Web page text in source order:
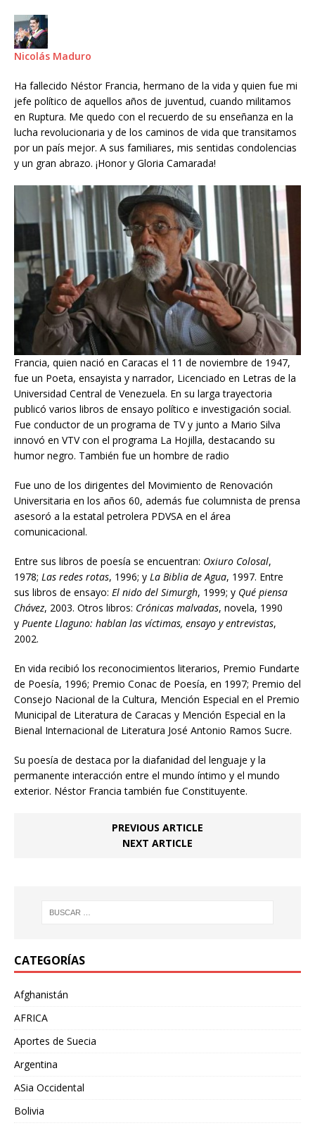
Nicolás Maduro
Ha fallecido Néstor Francia, hermano de la vida y quien fue mi
jefe político de aquellos años de juventud, cuando militamos
en Ruptura. Me quedo con el recuerdo de su enseñanza en la
lucha revolucionaria y de los caminos de vida que transitamos
por un país mejor. A sus familiares, mis sentidas condolencias
y un gran abrazo. ¡Honor y Gloria Camarada!
Francia, quien nació en Caracas el 11 de noviembre de 1947,
fue un Poeta, ensayista y narrador, Licenciado en Letras de la
Universidad Central de Venezuela. En su larga trayectoria
publicó varios libros de ensayo político e investigación social.
Fue conductor de un programa de TV y junto a Mario Silva
innovó en VTV con el programa La Hojilla, destacando su
humor negro. También fue un hombre de radio
Fue uno de los dirigentes del Movimiento de Renovación
Universitaria en los años 60, además fue columnista de prensa
asesoró a la estatal petrolera PDVSA en el área
comunicacional.
Entre sus libros de poesía se encuentran: Oxiuro Colosal,
1978; Las redes rotas, 1996; y La Biblia de Agua, 1997. Entre
sus libros de ensayo: El nido del Simurgh, 1999; y Qué piensa
Chávez, 2003. Otros libros: Crónicas malvadas, novela, 1990
y Puente Llaguno: hablan las víctimas, ensayo y entrevistas,
2002.
En vida recibió los reconocimientos literarios, Premio Fundarte
de Poesía, 1996; Premio Conac de Poesía, en 1997; Premio del
Consejo Nacional de la Cultura, Mención Especial en el Premio
Municipal de Literatura de Caracas y Mención Especial en la
Bienal Internacional de Literatura José Antonio Ramos Sucre.
Su poesía de destaca por la diafanidad del lenguaje y la
permanente interacción entre el mundo íntimo y el mundo
exterior. Néstor Francia también fue Constituyente.
PREVIOUS ARTICLE
NEXT ARTICLE
CATEGORÍAS
Afghanistán
AFRICA
Aportes de Suecia
Argentina
ASia Occidental
Bolivia